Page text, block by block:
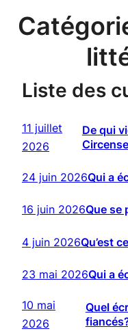
Liste des
11 juillet
2026
De qui
24 juin 2026Qui a
16 juin 2026Que se
4 juin 2026Qu’est
23 mai 2026Qui a
10 mai
2026
Quel